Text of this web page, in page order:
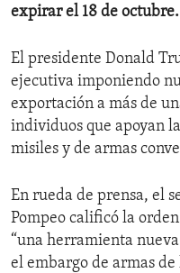
expirar el 18 de octubre.
El presidente Donald
ejecutiva imponiendo
exportación a más de
individuos que apoyan
misiles y de armas
En rueda de prensa, el
Pompeo calificó la
“una herramienta
el embargo de armas